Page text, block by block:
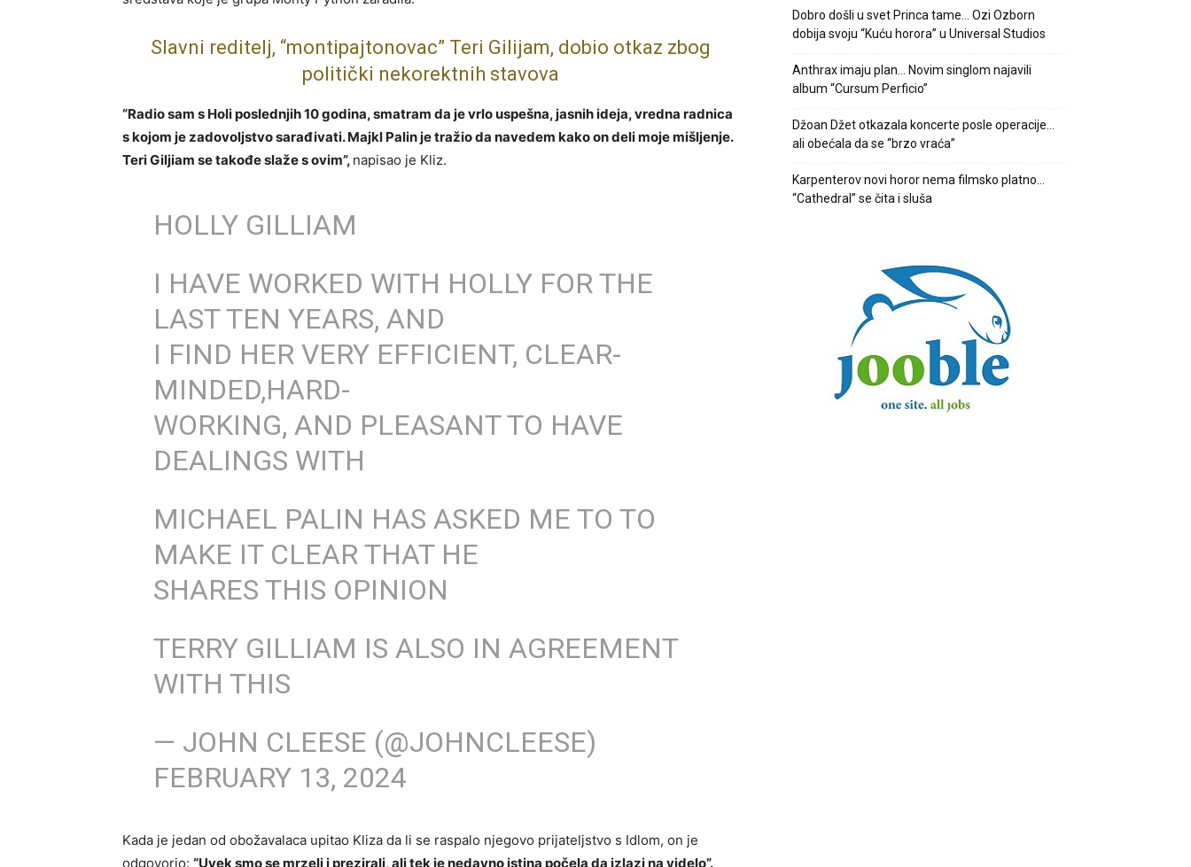
Slavni reditelj, “montipajtonovac” Teri Gilijam, dobio otkaz zbog
politički nekorektnih stavova
“Radio sam s Holi poslednjih 10 godina, smatram da je vrlo uspešna, jasnih ideja, vredna radnica
s kojom je zadovoljstvo sarađivati. Majkl Palin je tražio da navedem kako on deli moje mišljenje.
Teri Giljiam se takođe slaže s ovim”, napisao je Kliz.
HOLLY GILLIAM
I HAVE WORKED WITH HOLLY FOR THE
LAST TEN YEARS, AND
I FIND HER VERY EFFICIENT, CLEAR-
MINDED,HARD-
WORKING, AND PLEASANT TO HAVE
DEALINGS WITH
MICHAEL PALIN HAS ASKED ME TO TO
MAKE IT CLEAR THAT HE
SHARES THIS OPINION
TERRY GILLIAM IS ALSO IN AGREEMENT
WITH THIS
— JOHN CLEESE (@JOHNCLEESE)
FEBRUARY 13, 2024
Kada je jedan od obožavalaca upitao Kliza da li se raspalo njegovo prijateljstvo s Idlom, on je
odgovorio: “Uvek smo se mrzeli i prezirali, ali tek je nedavno istina počela da izlazi na videlo”.
Dobro došli u svet Princa tame… Ozi Ozborn
dobija svoju “Kuću horora” u Universal Studios
Anthrax imaju plan… Novim singlom najavili
album “Cursum Perficio”
Džoan Džet otkazala koncerte posle operacije…
ali obećala da se “brzo vraća”
Karpenterov novi horor nema filmsko platno…
“Cathedral” se čita i sluša